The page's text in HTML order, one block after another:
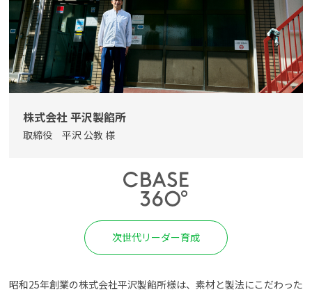
よくある質問
資料請求(無料) お見積もり依頼
株式会社 平沢製餡所
取締役 平沢 公教 様
次世代リーダー育成
昭和25年創業の株式会社平沢製餡所様は、素材と製法にこだわった